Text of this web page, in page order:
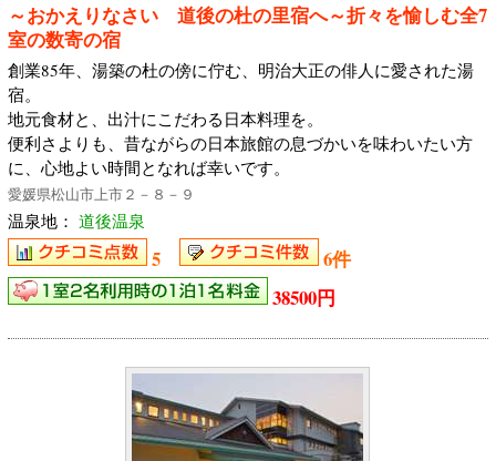
～おかえりなさい 道後の杜の里宿へ～折々を愉しむ全7
室の数寄の宿
創業85年、湯築の杜の傍に佇む、明治大正の俳人に愛された湯
宿。
地元食材と、出汁にこだわる日本料理を。
便利さよりも、昔ながらの日本旅館の息づかいを味わいたい方
に、心地よい時間となれば幸いです。
愛媛県松山市上市２－８－９
温泉地： 道後温泉
5
6件
38500円